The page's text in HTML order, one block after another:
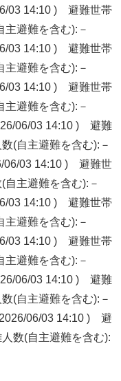
03 14:10 ) 避難世帯
主避難を含む):－
03 14:10 ) 避難世帯
主避難を含む):－
03 14:10 ) 避難世帯
主避難を含む):－
06/03 14:10 ) 避難
(自主避難を含む):－
06/03 14:10 ) 避難世
主避難を含む):－
03 14:10 ) 避難世帯
主避難を含む):－
03 14:10 ) 避難世帯
主避難を含む):－
06/03 14:10 ) 避難
(自主避難を含む):－
06/03 14:10 ) 避
数(自主避難を含む):